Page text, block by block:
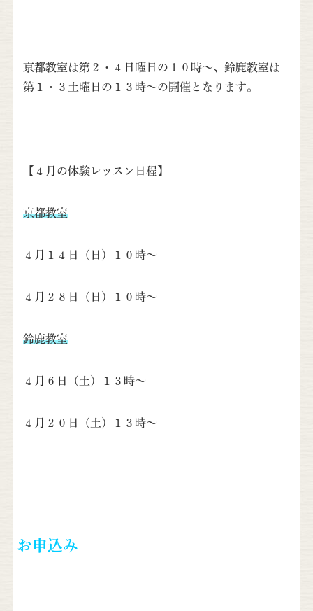
京都教室は第２・４日曜日の１０時〜、鈴鹿教室は
第１・３土曜日の１３時〜の開催となります。
【４月の体験レッスン日程】
京都教室
４月１４日（日）１０時～
４月２８日（日）１０時～
鈴鹿教室
４月６日（土）１３時～
４月２０日（土）１３時～
お申込み